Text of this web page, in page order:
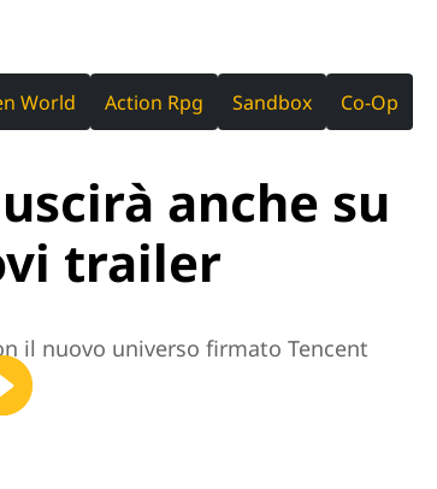
World Action Rpg Sandbox Co-Op
anche su
trailer
il nuovo universo firmato Tencent